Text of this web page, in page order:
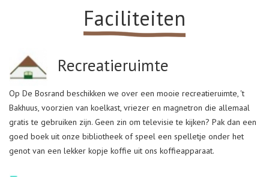
Faciliteiten
Recreatieruimte
Op De Bosrand beschikken we over een mooie recreatieruimte, 't
Bakhuus, voorzien van koelkast, vriezer en magnetron die allemaal
gratis te gebruiken zijn. Geen zin om televisie te kijken? Pak dan een
goed boek uit onze bibliotheek of speel een spelletje onder het
genot van een lekker kopje koffie uit ons koffieapparaat.